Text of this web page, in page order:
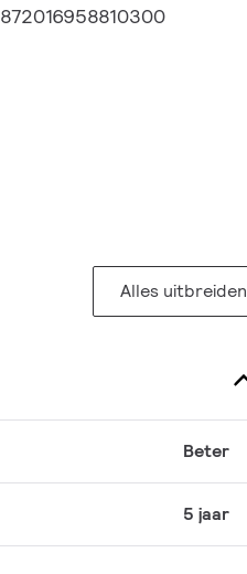
872016958810300
Alles uitbreiden
Beter
5 jaar